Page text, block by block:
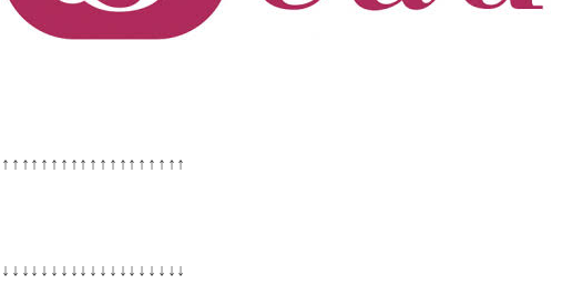
↑↑↑↑↑↑↑↑↑↑↑↑↑↑↑↑↑↑↑
↓↓↓↓↓↓↓↓↓↓↓↓↓↓↓↓↓↓↓